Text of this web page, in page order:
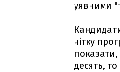
уявними
чітку
показати,
десять,